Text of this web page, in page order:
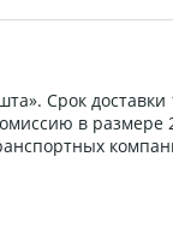
Срок
в размере